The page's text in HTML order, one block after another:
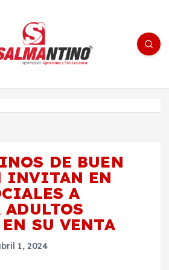
- medios/noticias/editorial
DE BUEN
INVITAN EN
A
ADULTOS
EN SU VENTA
1, 2024